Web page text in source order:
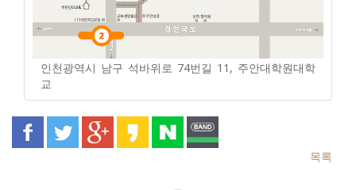
인천광역시 남구 석바위로 74번길 11, 주안대학원대학
교
목록